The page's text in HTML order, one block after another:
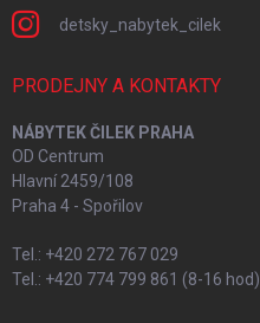
detsky_nabytek_cilek
PRODEJNY A KONTAKTY
NÁBYTEK ČILEK PRAHA
OD Centrum
Hlavní 2459/108
Praha 4 - Spořilov
Tel.: +420 272 767 029
Tel.: +420 774 799 861 (8-16 hod)